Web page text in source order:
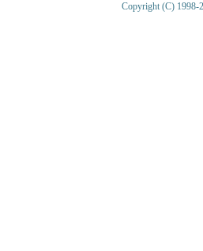
Copyright (C) 1998-